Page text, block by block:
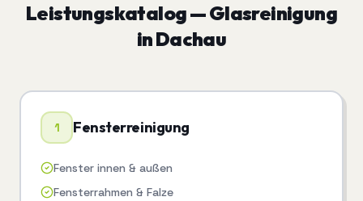
Leistungskatalog —Glasreinigung
inDachau
1 Fensterreinigung
Fenster innen & außen
Fensterrahmen & Falze